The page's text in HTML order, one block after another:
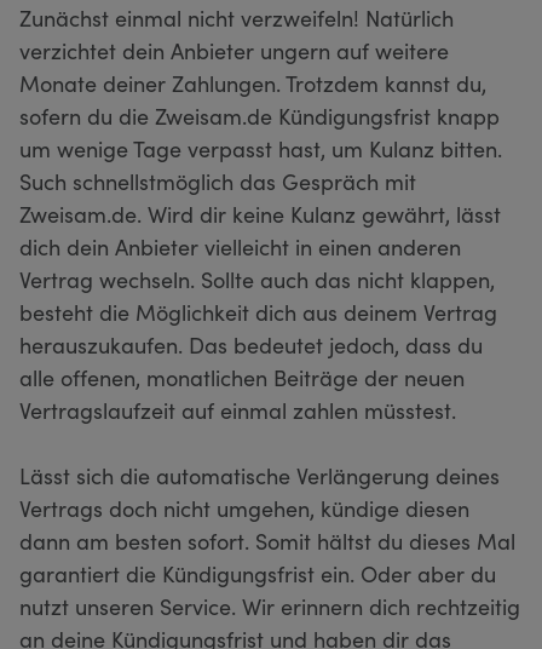
Zunächst einmal nicht verzweifeln! Natürlich
verzichtet dein Anbieter ungern auf weitere
Monate deiner Zahlungen. Trotzdem kannst du,
sofern du die Zweisam.de Kündigungsfrist knapp
um wenige Tage verpasst hast, um Kulanz bitten.
Such schnellstmöglich das Gespräch mit
Zweisam.de. Wird dir keine Kulanz gewährt, lässt
dich dein Anbieter vielleicht in einen anderen
Vertrag wechseln. Sollte auch das nicht klappen,
besteht die Möglichkeit dich aus deinem Vertrag
herauszukaufen. Das bedeutet jedoch, dass du
alle offenen, monatlichen Beiträge der neuen
Vertragslaufzeit auf einmal zahlen müsstest.
Lässt sich die automatische Verlängerung deines
Vertrags doch nicht umgehen, kündige diesen
dann am besten sofort. Somit hältst du dieses Mal
garantiert die Kündigungsfrist ein. Oder aber du
nutzt unseren Service. Wir erinnern dich rechtzeitig
an deine Kündigungsfrist und haben dir das